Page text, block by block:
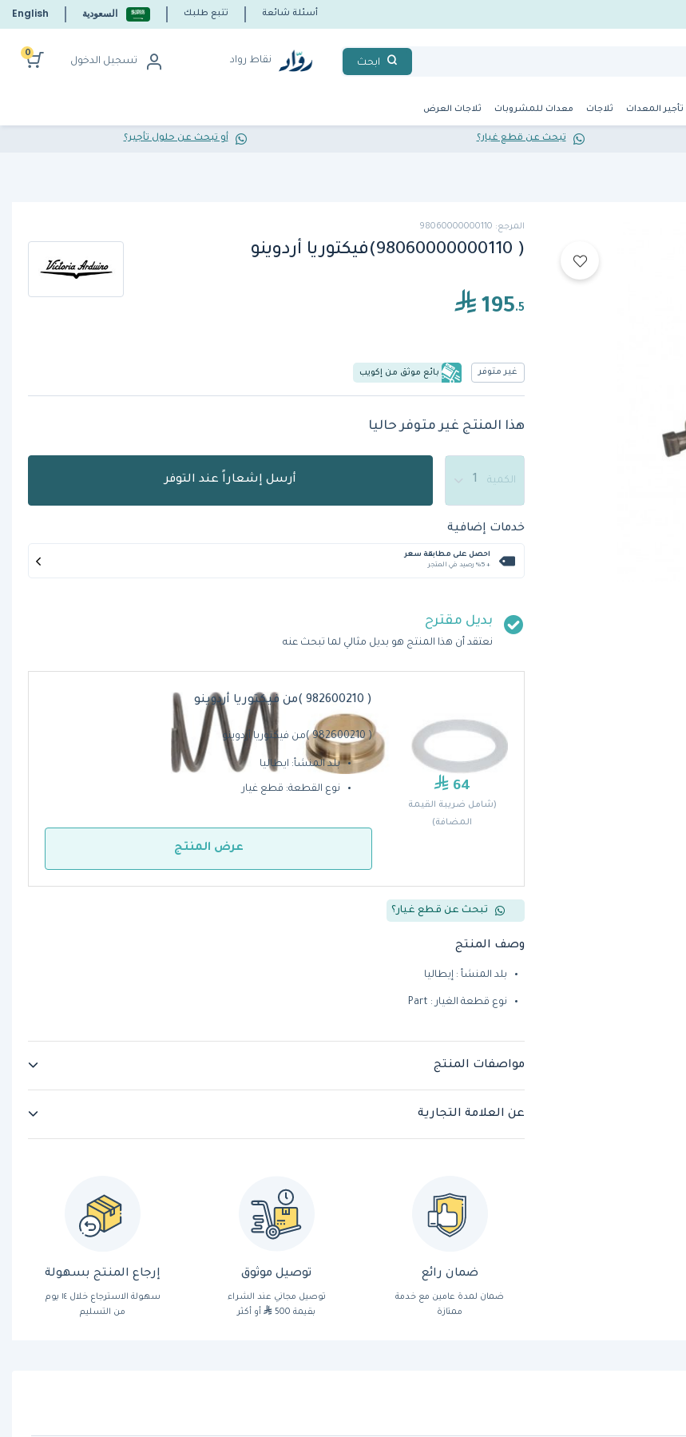
أسئلة شائعة تتبع طلبك السعودية English
ابحث نقاط رواد تسجيل الدخول
0
تأجير المعدات ثلاجات معدات للمشروبات ثلاجات العرض
تبحث عن قطع غيار؟ أو تبحث عن حلول تأجير؟
المرجع: 98060000000110
( 98060000000110)فيكتوريا أردوينو
195.5
غير متوفر بائع موثق من إكويب
هذا المنتج غير متوفر حاليا
الكمية أرسل إشعاراً عند التوفر
خدمات إضافية
احصل على مطابقة سعر
+ %5 رصيد في المتجر
بديل مقترح
نعتقد أن هذا المنتج هو بديل مثالي لما تبحث عنه
64
(شامل ضريبة القيمة
المضافة)
( 982600210 )من فيكتوريا أردوينو
( 982600210 )من فيكتوريا أردوينو
بلد المنشأ: ايطاليا
نوع القطعة: قطع غيار
عرض المنتج
تبحث عن قطع غيار؟
وصف المنتج
بلد المنشأ : إيطاليا
نوع قطعة الغيار : Part
مواصفات المنتج
عن العلامة التجارية
ضمان رائع
ضمان لمدة عامين مع خدمة
ممتازة
توصيل موثوق
توصيل مجاني عند الشراء
بقيمة 500
أو أكثر
إرجاع المنتج بسهولة
سهولة الاسترجاع خلال ١٤ يوم
من التسليم